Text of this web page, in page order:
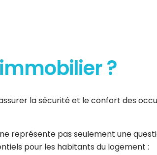
?
la sécurité et le confort des
pas seulement une
pour les habitants du logement :